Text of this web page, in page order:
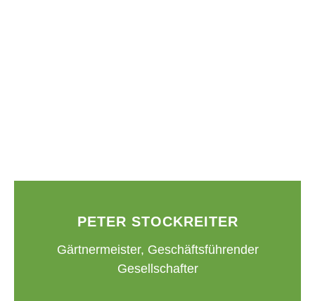
PETER STOCKREITER
Gärtnermeister, Geschäftsführender
Gesellschafter